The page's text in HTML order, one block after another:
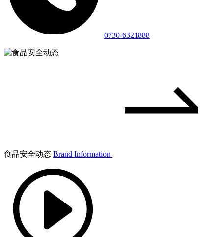
0730-6321888
食品安全动态 Brand Information